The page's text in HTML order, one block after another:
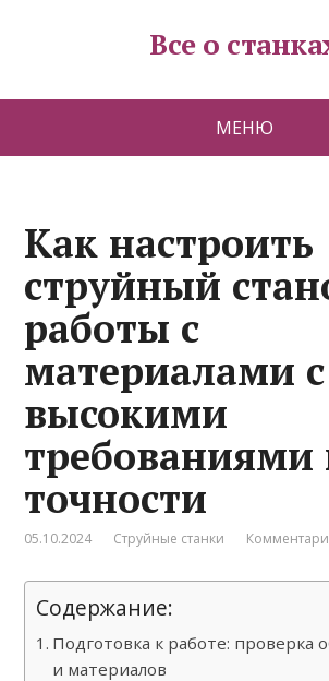
Все о
МЕНЮ
Как настроить
струйный
работы с
материалами с
высокими
требованиями
точности
05.10.2024 Струйные станки
Содержание:
Подготовка к работе: проверка
и материалов